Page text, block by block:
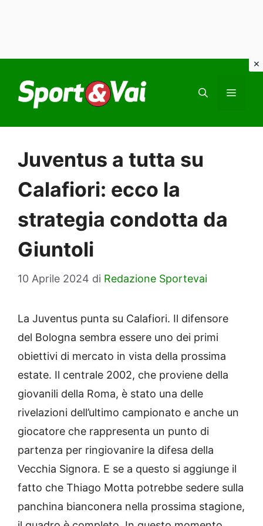
contenuto
Juventus a tutta su
Calafiori: ecco la
strategia condotta da
Giuntoli
10 Aprile 2024 di Redazione Sportevai
La Juventus punta su Calafiori. Il difensore
del Bologna sembra essere uno dei primi
obiettivi di mercato in vista della prossima
estate. Il centrale 2002, che proviene della
giovanili della Roma, è stato una delle
rivelazioni dell’ultimo campionato e anche un
giocatore che rappresenta un punto di
partenza per ringiovanire la difesa della
Vecchia Signora. E se a questo si aggiunge il
fatto che Thiago Motta potrebbe sedere sulla
panchina bianconera nella prossima stagione,